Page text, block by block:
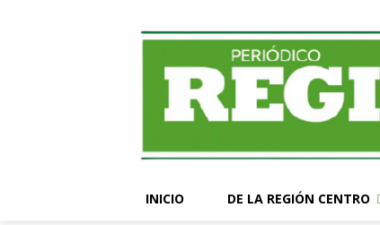
INICIO DE LA REGIÓN CENTRO